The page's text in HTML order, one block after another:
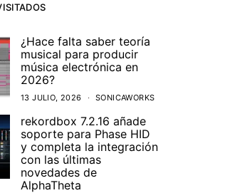
¿Hace falta saber teoría
musical para producir
música electrónica en
2026?
13 JULIO, 2026 SONICAWORKS
rekordbox 7.2.16 añade
soporte para Phase HID
y completa la integración
con las últimas
novedades de
AlphaTheta